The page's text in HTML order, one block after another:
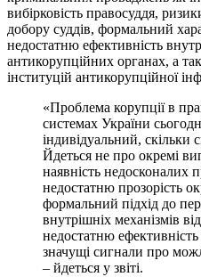
вибірковість правосуддя,
добору суддів, формальний
недостатню ефективність
антикорупційних органах, а
інституцій антикорупційної
«Проблема корупції в
системах України
індивідуальний, скільки
Йдеться не про окремі
наявність недосконалих
недостатню прозорість
формальний підхід до
внутрішніх механізмів
недостатню
значущі сигнали про
– йдеться у звіті.